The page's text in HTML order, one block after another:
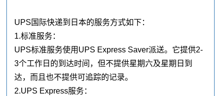
UPS国际快递到日本的服务方式如下：
1.标准服务：
UPS标准服务使用UPS Express Saver派送。它提供2-
3个工作日的到达时间，但不提供星期六及星期日到
达，而且也不提供可追踪的记录。
2.UPS Express服务：